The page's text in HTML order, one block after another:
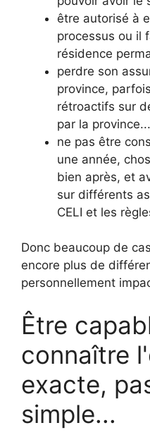
être autorisé à
processus ou il
résidence
perdre son
province,
rétroactifs sur
par la province...
ne pas être
une année,
bien après, et
sur différents
CELI et les
Donc beaucoup de
encore plus de
personnellement
Être
connaître
exacte,
simple...